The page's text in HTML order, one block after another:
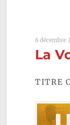
6 décembre
La
TITRE